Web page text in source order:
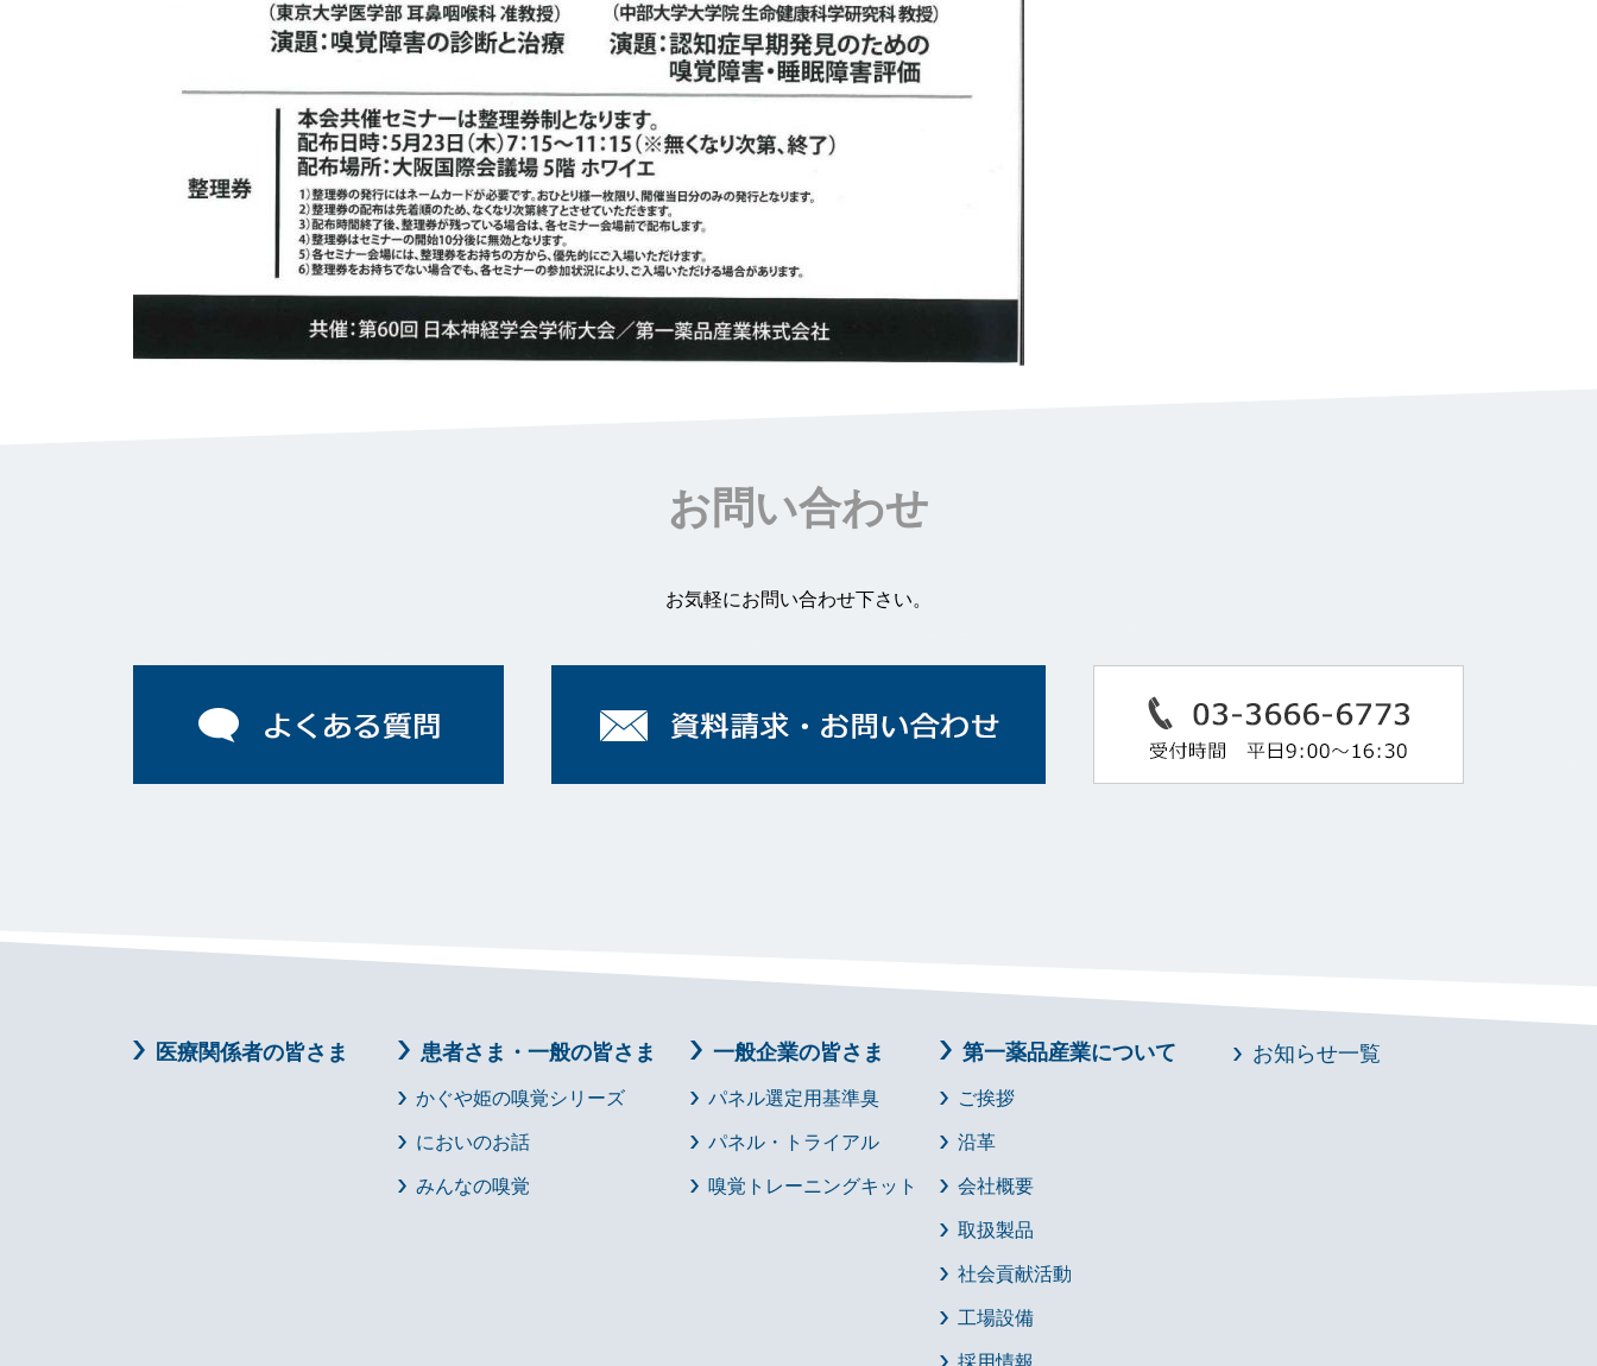
お問い合わせ
お気軽にお問い合わせ下さい。
医療関係者の皆さま 患者さま・一般の皆さま
かぐや姫の嗅覚シリーズ
においのお話
みんなの嗅覚
一般企業の皆さま
パネル選定用基準臭
パネル・トライアル
嗅覚トレーニングキット
第一薬品産業について
ご挨拶
沿革
会社概要
取扱製品
社会貢献活動
工場設備
お知らせ一覧